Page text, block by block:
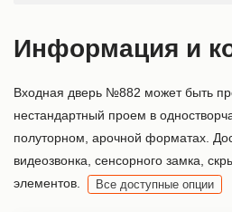
Информация и
Входная дверь №882 может быть
нестандартный проем в
полуторном, арочной форматах.
видеозвонка, сенсорного замка,
элементов.
Все доступные опции